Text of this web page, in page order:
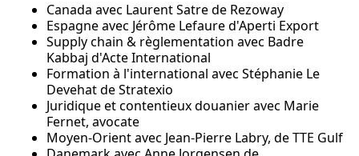
Canada avec Laurent Satre de Rezoway
Espagne avec Jérôme Lefaure d'Aperti Export
Supply chain & règlementation avec Badre
Kabbaj d'Acte International
Formation à l'international avec Stéphanie Le
Devehat de Stratexio
Juridique et contentieux douanier avec Marie
Fernet, avocate
Moyen-Orient avec Jean-Pierre Labry, de TTE Gulf